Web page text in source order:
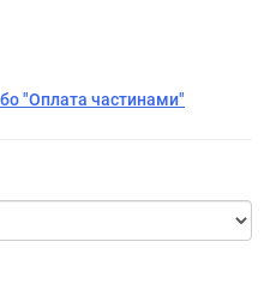
"Оплата частинами"